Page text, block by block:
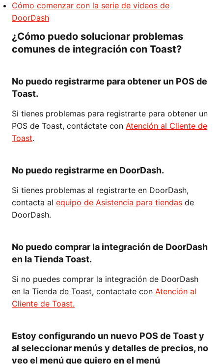
Cómo comenzar con la serie de videos de
DoorDash
¿Cómo puedo solucionar problemas
comunes de integración con Toast?
No puedo registrarme para obtener un POS de
Toast.
Si tienes problemas para registrarte para obtener un
POS de Toast, contáctate con Atención al Cliente de
Toast.
No puedo registrarme en DoorDash.
Si tienes problemas al registrarte en DoorDash,
contacta al equipo de Asistencia para tiendas de
DoorDash.
No puedo comprar la integración de DoorDash
en la Tienda Toast.
Si no puedes comprar la integración de DoorDash
en la Tienda de Toast, contactate con Atención al
Cliente de Toast.
Estoy configurando un nuevo POS de Toast y
al seleccionar menús y detalles de precios, no
veo el menú que quiero en el menú